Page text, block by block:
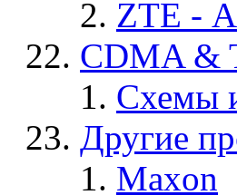
ZTE -
CDMA &
Схемы
Другие
Maxon